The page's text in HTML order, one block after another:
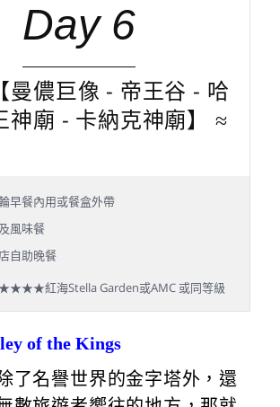
Day 6
曼儂巨像 - 帝王谷 - 哈
神廟 - 卡納克神廟】 ≈
早餐內用或餐盒外帶
風味餐
自助晚餐
紅海Stella Garden或AMC 或同等級
of the Kings
了名譽世界的金字塔外，還